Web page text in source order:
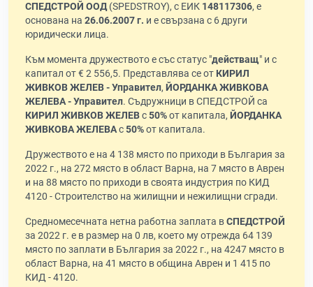
СПЕДСТРОЙ ООД(SPEDSTROY), с ЕИК 148117306, е
основана на 26.06.2007 г. и е свързана с 6 други
юридически лица.
Към момента дружеството е със статус "действащ" и с
капитал от € 2 556,5. Представлява се от КИРИЛ
ЖИВКОВ ЖЕЛЕВ - Управител, ЙОРДАНКА ЖИВКОВА
ЖЕЛЕВА - Управител. Съдружници в СПЕДСТРОЙ са
КИРИЛ ЖИВКОВ ЖЕЛЕВс50%от капитала, ЙОРДАНКА
ЖИВКОВА ЖЕЛЕВАс50%от капитала.
Дружеството е на 4 138 място по приходи в България за
2022 г., на 272 място в област Варна, на 7 място в Аврен
и на 88 място по приходи в своята индустрия по КИД
4120 - Строителство на жилищни и нежилищни сгради.
Средномесечната нетна работна заплата вСПЕДСТРОЙ
за 2022 г. е в размер на 0 лв, което му отрежда 64 139
място по заплати в България за 2022 г., на 4247 място в
област Варна, на 41 място в община Аврен и 1 415 по
КИД - 4120.